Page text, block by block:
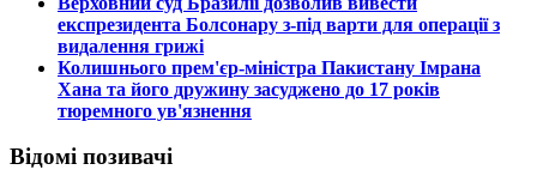
експрезидента Болсонару з-під варти для операції з
видалення грижі
​Колишнього прем'єр-міністра Пакистану Імрана
Хана та його дружину засуджено до 17 років
тюремного ув'язнення
Відомі позивачі